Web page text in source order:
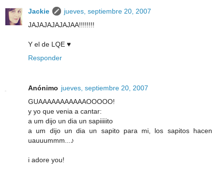
Jackie
jueves, septiembre 20, 2007
JAJAJAJAJAJAA!!!!!!!!
Y el de LQE ♥
Responder
Anónimo jueves, septiembre 20, 2007
GUAAAAAAAAAAAOOOOO!
y yo que venia a cantar:
a um dijo un dia un sapiiiiito
a um dijo un dia un sapito para mi, los sapitos hacen
uauuummm...♪
i adore you!